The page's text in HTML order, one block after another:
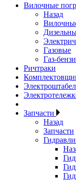
Вилочные
Назад
Газовые
Газ-
Ричтраки
Запчасти
Назад
Запчасти